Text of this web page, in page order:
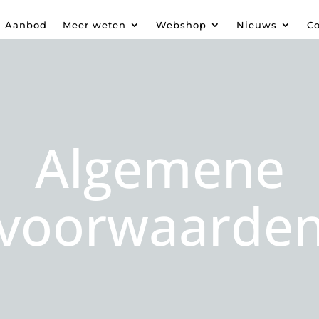
Aanbod Meer weten Webshop Nieuws
Algemene